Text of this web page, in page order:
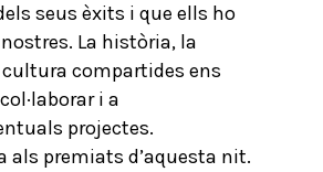
seus èxits i que ells ho
La història, la
compartides ens
i a
projectes.
als premiats d’aquesta nit.